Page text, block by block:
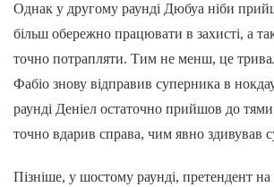
Однак у другому раунді Дюбуа ніби
більш обережно працювати в захисті, а
точно потрапляти. Тим не менш, це
Фабіо знову відправив суперника в
раунді Деніел остаточно прийшов до
точно вдарив справа, чим явно здивував
Пізніше, у шостому раунді, претендент на